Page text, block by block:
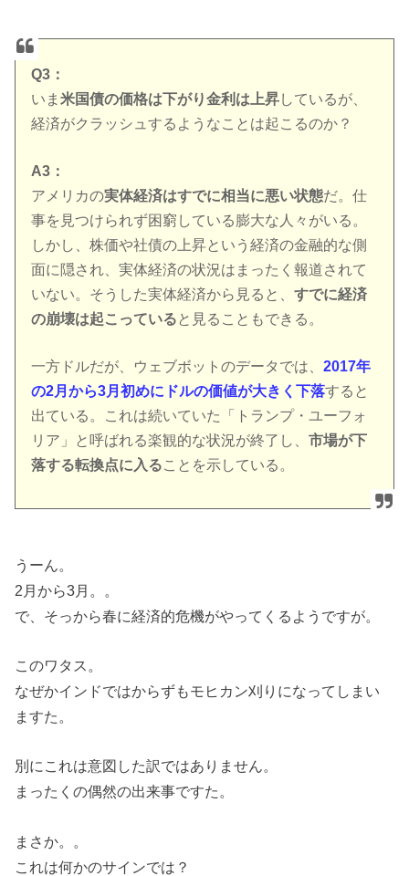
Q3：
いま米国債の価格は下がり金利は上昇しているが、
経済がクラッシュするようなことは起こるのか？
A3：
アメリカの実体経済はすでに相当に悪い状態だ。仕
事を見つけられず困窮している膨大な人々がいる。
しかし、株価や社債の上昇という経済の金融的な側
面に隠され、実体経済の状況はまったく報道されて
いない。そうした実体経済から見ると、すでに経済
の崩壊は起こっている と見ることもできる。
一方ドルだが、ウェブボットのデータでは、2017年
の2月から3月初めにドルの価値が大きく下落すると
出ている。これは続いていた「トランプ・ユーフォ
リア」と呼ばれる楽観的な状況が終了し、市場が下
落する転換点に入ることを示している。
うーん。
2月から3月。。
で、そっから春に経済的危機がやってくるようですが。
このワタス。
なぜかインドではからずもモヒカン刈りになってしまい
ますた。
別にこれは意図した訳ではありません。
まったくの偶然の出来事ですた。
まさか。。
これは何かのサインでは？